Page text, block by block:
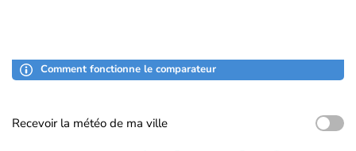
Comment fonctionne le comparateur
Recevoir la météo de ma ville